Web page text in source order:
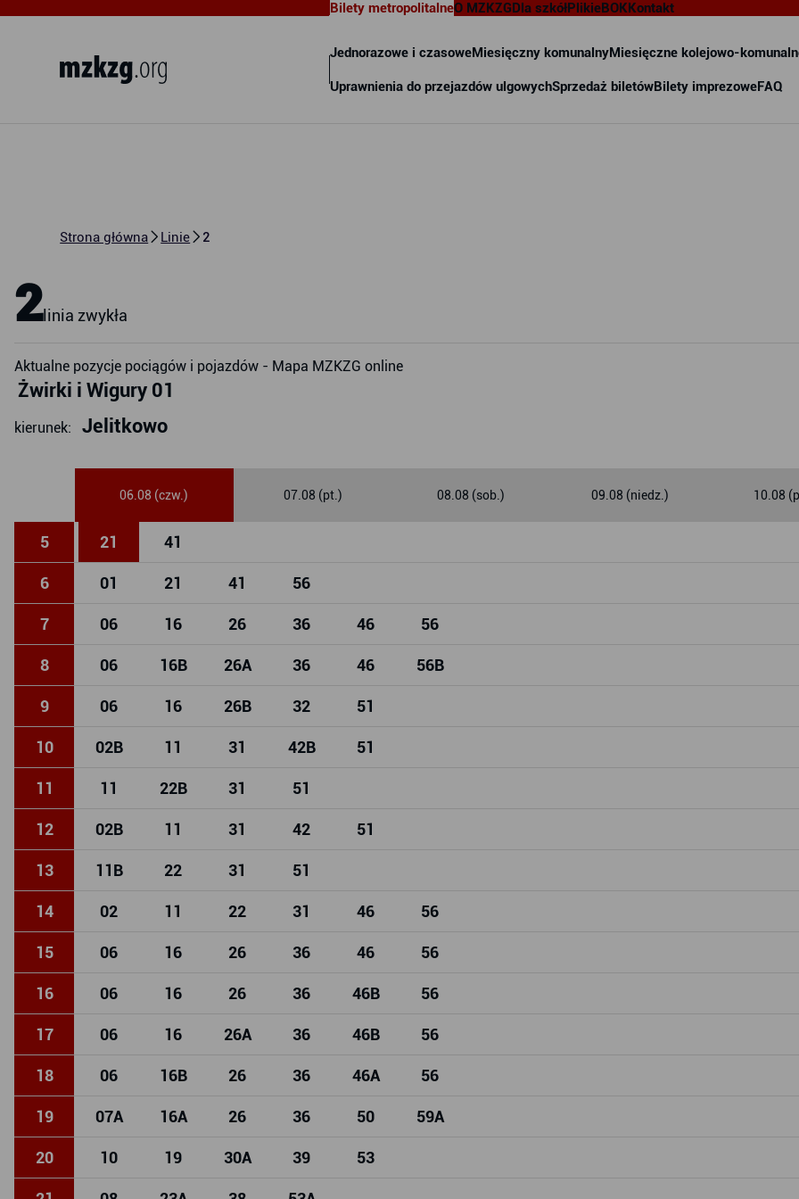
Bilety metropolitalne
Jednorazowe i czasoweMiesięczny komunalnyMiesięczne kolejowo-
Uprawnienia do przejazdów ulgowychSprzedaż biletówBilety imprezoweFAQ
O MZKZGDla szkółPlikieBOKKontakt
Strona główna Linie 2
2linia zwykła
Aktualne pozycje pociągów i pojazdów - Mapa MZKZG online
Żwirki i Wigury 01
kierunek: Jelitkowo
06.08 (czw.) 07.08 (pt.) 08.08 (sob.) 09.08 (niedz.) 10.08
5 21 41
6 01 21 41 56
7 06 16 26 36 46 56
8 06 16B 26A 36 46 56B
9 06 16 26B 32 51
10 02B 11 31 42B 51
11 11 22B 31 51
12 02B 11 31 42 51
13 11B 22 31 51
14 02 11 22 31 46 56
15 06 16 26 36 46 56
16 06 16 26 36 46B 56
17 06 16 26A 36 46B 56
18 06 16B 26 36 46A 56
19 07A 16A 26 36 50 59A
20 10 19 30A 39 53